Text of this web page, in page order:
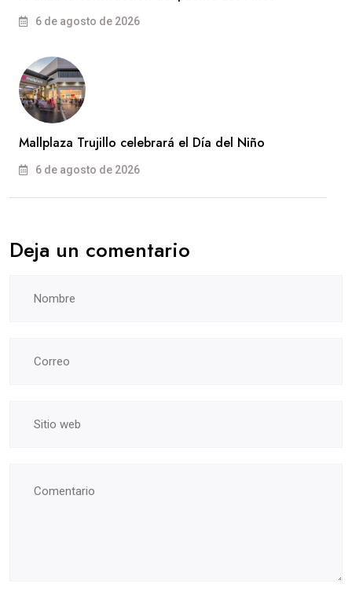
6 de agosto de 2026
Mallplaza Trujillo celebrará el Día del Niño
6 de agosto de 2026
Deja un comentario